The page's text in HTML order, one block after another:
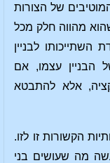
של הצורות
מהווה חלק מכל
השתייכותו לבניין
הבניין עצמו, אם
אלא להתבטא
הקשורות זו לזו.
מה שעושים בני